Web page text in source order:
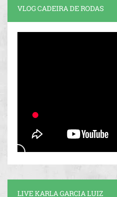
VLOG CADEIRA DE RODAS
LIVE KARLA GARCIA LUIZ